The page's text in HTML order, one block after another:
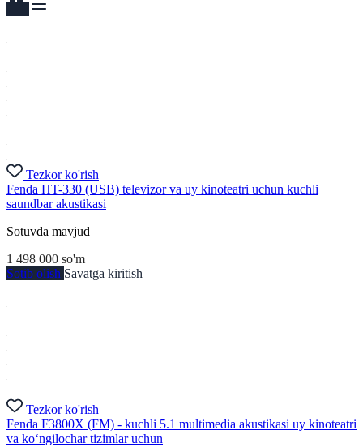
Tezkor ko'rish
Fenda HT-330 (USB) televizor va uy kinoteatri uchun kuchli
saundbar akustikasi
Sotuvda mavjud
1 498 000 so'm
Sotib olish Savatga kiritish
Tezkor ko'rish
Fenda F3800X (FM) - kuchli 5.1 multimedia akustikasi uy kinoteatri
va ko‘ngilochar tizimlar uchun